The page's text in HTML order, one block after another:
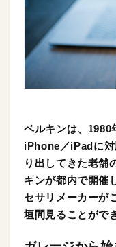
ベルキンは、1980
iPhone／iPadに対
り出してきた老舗
キンが都内で開催
セサリメーカーが
垣間見ることがで